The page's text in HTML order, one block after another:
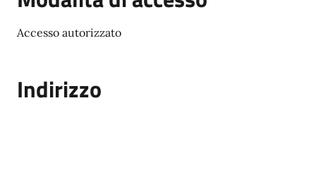
Accesso autorizzato
Indirizzo